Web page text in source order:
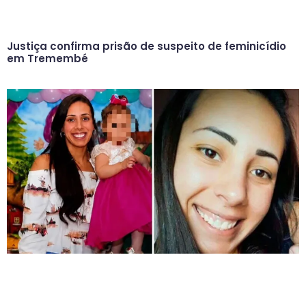
Justiça confirma prisão de suspeito de feminicídio
em Tremembé